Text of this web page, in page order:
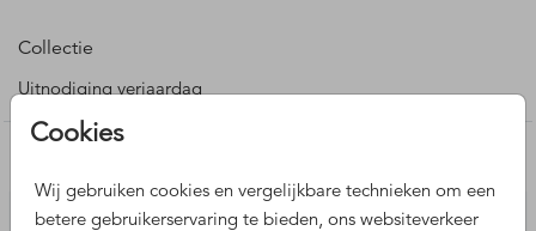
Cookies
Wij gebruiken cookies en vergelijkbare technieken om een
betere gebruikerservaring te bieden, ons websiteverkeer
Collectie
Uitnodiging verjaardag